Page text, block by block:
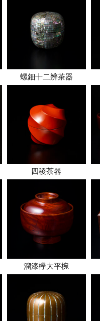
螺鈿十二辨茶器
四稜茶器
溜漆欅大平椀